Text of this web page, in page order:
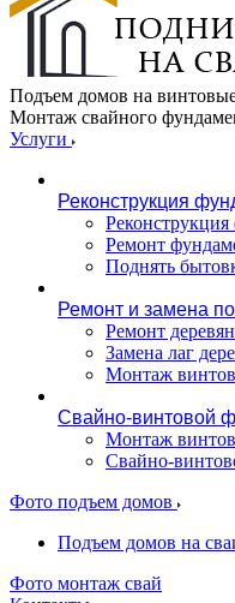
Подъем домов на
Монтаж свайного
Услуги
Реконструкция
Ремонт
Поднять
Ремонт и замена
Ремонт
Замена лаг
Монтаж
Свайно-винтовой
Монтаж
Свайно-
Фото подъем домов
Подъем домов на
Фото монтаж свай